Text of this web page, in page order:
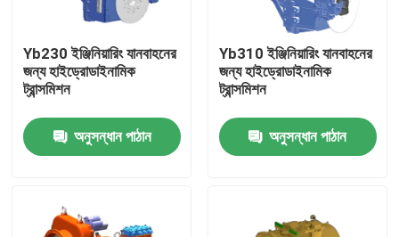
বাড়ি
Yb230 ইঞ্জিনিয়ারিং যানবাহনের
জন্য হাইড্রোডাইনামিক
ট্রান্সমিশন
অনুসন্ধান পাঠান
Yb310 ইঞ্জিনিয়ারিং যানবাহনের
জন্য হাইড্রোডাইনামিক
ট্রান্সমিশন
অনুসন্ধান পাঠান